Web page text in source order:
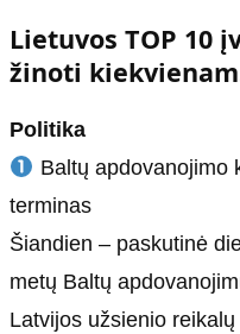
Lietuvos TOP 10
žinoti
Politika
Baltų apdovanojimo
terminas
Šiandien – paskutinė
metų Baltų
Latvijos užsienio